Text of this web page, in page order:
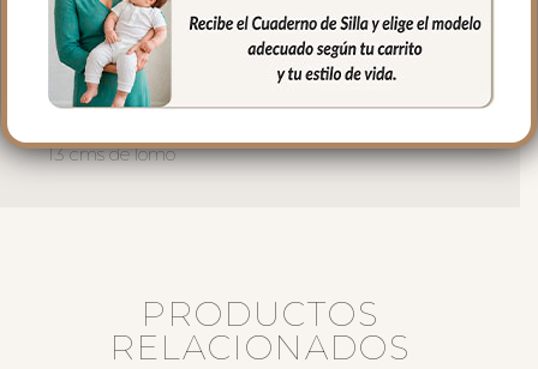
organizado y el culete rígido
Medidas bolso:
33 cms Ancho
13 cms de lomo
PRODUCTOS
RELACIONADOS